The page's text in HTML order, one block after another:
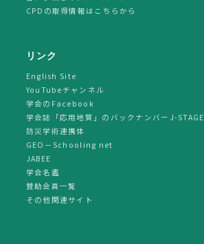
CPDの取得情報はこちらから
リンク
English Site
YouTubeチャンネル
学会のFacebook
学会誌「応用地質」のバックナンバーJ-STAGE
防災学術連携体
GEO－Schooling net
JABEE
学会名鑑
賛助会員一覧
その他関連サイト